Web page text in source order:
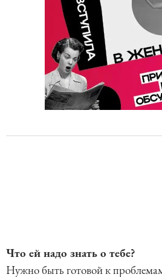
Что ей надо знать о тебе?
Нужно быть готовой к